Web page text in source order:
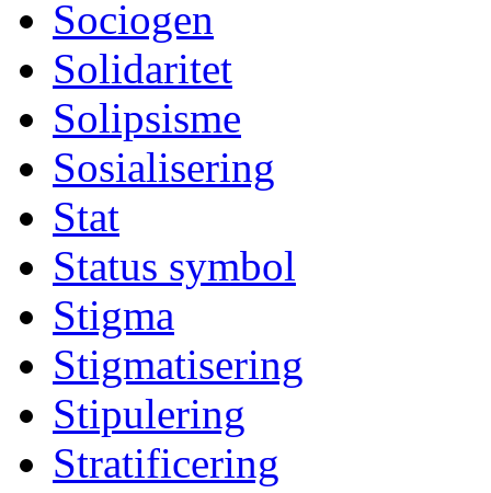
Sociogen
Solidaritet
Solipsisme
Sosialisering
Stat
Status symbol
Stigma
Stigmatisering
Stipulering
Stratificering